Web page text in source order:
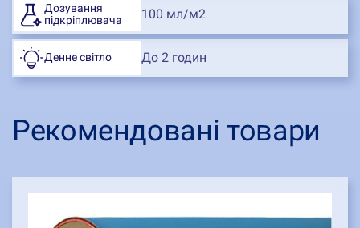
Дозування
підкріплювача
100 мл/м2
Денне світло До 2 годин
Рекомендовані товари